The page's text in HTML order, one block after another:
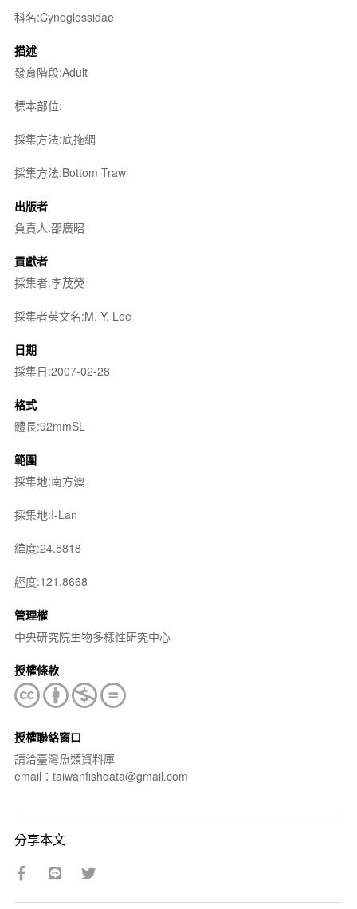
科名:Cynoglossidae
描述
發育階段:Adult
標本部位:
採集方法:底拖網
採集方法:Bottom Trawl
出版者
負責人:邵廣昭
貢獻者
採集者:李茂熒
採集者英文名:M. Y. Lee
日期
採集日:2007-02-28
格式
體長:92mmSL
範圍
採集地:南方澳
採集地:I-Lan
緯度:24.5818
經度:121.8668
管理權
中央研究院生物多樣性研究中心
授權條款
授權聯絡窗口
請洽臺灣魚類資料庫
email：taiwanfishdata@gmail.com
分享本文